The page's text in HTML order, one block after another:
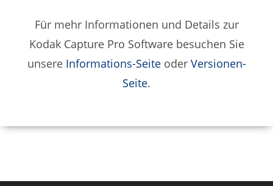
Für mehr Informationen und Details zur
Kodak Capture Pro Software besuchen Sie
unsere Informations-Seiteoder Versionen-
Seite.